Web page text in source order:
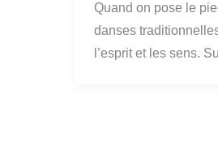
Quand on pose le
danses
l’esprit et les sens.